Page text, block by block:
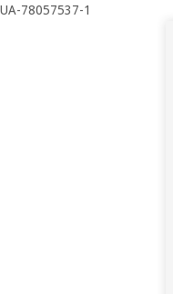
UA-78057537-1